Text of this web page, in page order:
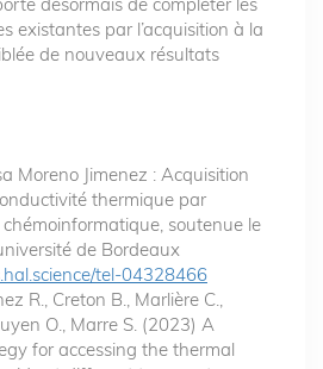
existantes par l’acquisition à la
de nouveaux résultats
Moreno Jimenez : Acquisition
thermique par
soutenue le
de Bordeaux
tel-04328466
R., Creton B., Marlière C.,
O., Marre S. (2023) A
for accessing the thermal